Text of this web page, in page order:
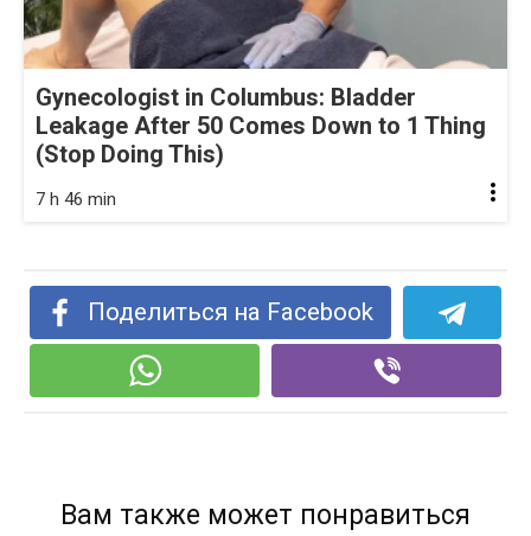
Gynecologist in Columbus: Bladder
Leakage After 50 Comes Down to 1 Thing
(Stop Doing This)
7 h 46 min
Поделиться на Facebook
Вам также может понравиться